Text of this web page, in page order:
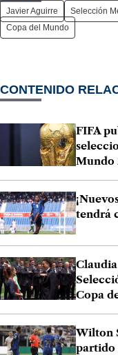
Javier Aguirre Selección
Copa del Mundo
CONTENIDO
FIFA
Mundo
tendrá
Copa
Wilton
partido